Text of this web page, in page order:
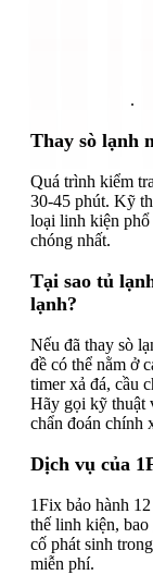
.
Thay sò lạnh
Quá trình kiểm
30-45 phút. Kỹ
loại linh kiện phổ
chóng nhất.
Tại sao tủ
lạnh?
Nếu đã thay sò
đề có thể nằm ở
timer xả đá, cầu
Hãy gọi kỹ thuật
chẩn đoán chính
Dịch vụ của
1Fix bảo hành
thế linh kiện,
cố phát sinh
miễn phí.